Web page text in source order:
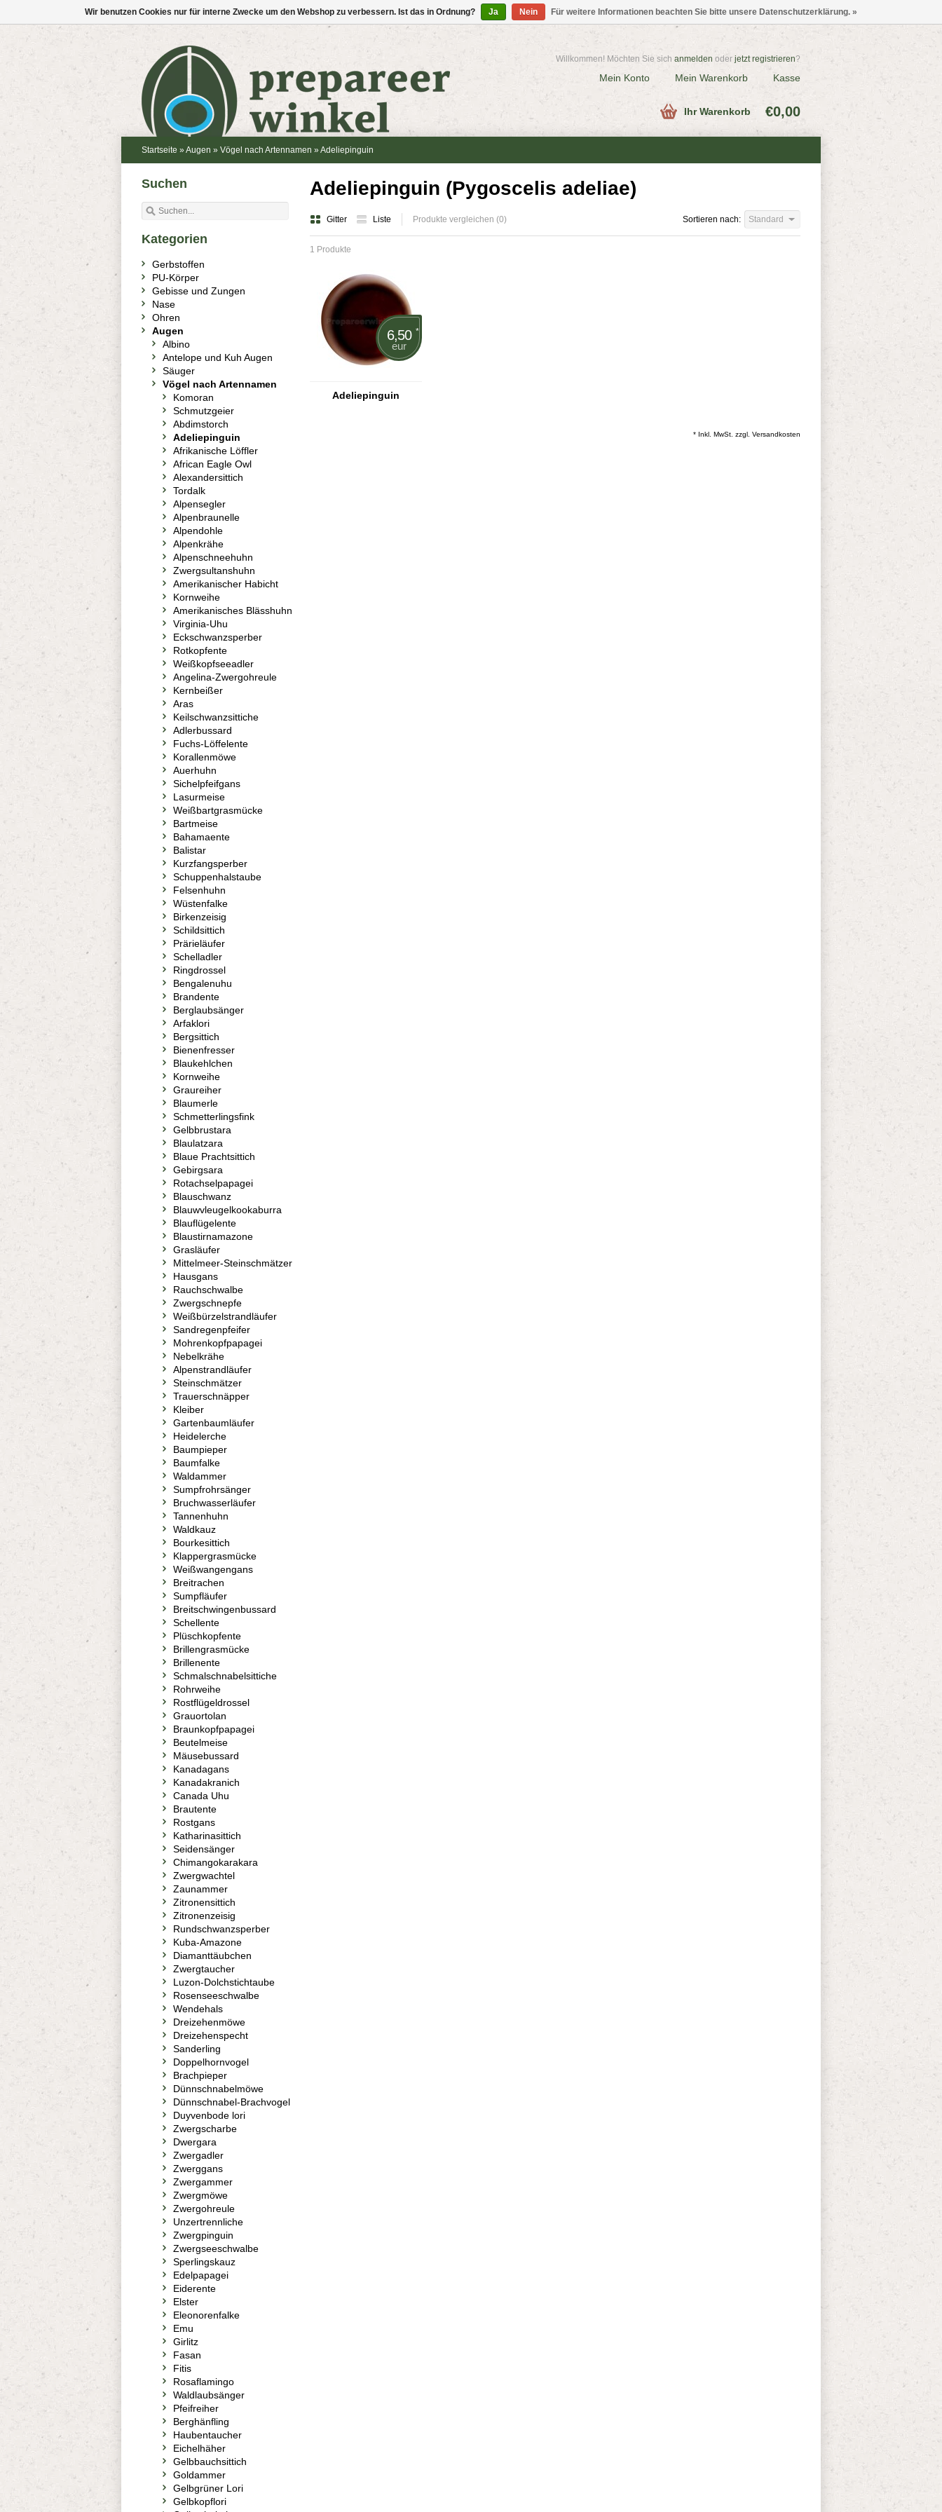
Willkommen! Möchten Sie sich anmelden oder jetzt registrieren?
Mein Konto Mein Warenkorb Kasse
Ihr Warenkorb €0,00
Startseite » Augen » Vögel nach Artennamen » Adeliepinguin
Adeliepinguin (Pygoscelis adeliae)
Gitter Liste Produkte vergleichen (0) Sortieren nach: Standard
1 Produkte
6,50 *
eur
Adeliepinguin
* Inkl. MwSt. zzgl. Versandkosten
Suchen
Kategorien
Gerbstoffen
PU-Körper
Gebisse und Zungen
Nase
Ohren
Augen
Albino
Antelope und Kuh Augen
Säuger
Vögel nach Artennamen
Komoran
Schmutzgeier
Abdimstorch
Adeliepinguin
Afrikanische Löffler
African Eagle Owl
Alexandersittich
Tordalk
Alpensegler
Alpenbraunelle
Alpendohle
Alpenkrähe
Alpenschneehuhn
Zwergsultanshuhn
Amerikanischer Habicht
Kornweihe
Amerikanisches Blässhuhn
Virginia-Uhu
Eckschwanzsperber
Rotkopfente
Weißkopfseeadler
Angelina-Zwergohreule
Kernbeißer
Aras
Keilschwanzsittiche
Adlerbussard
Fuchs-Löffelente
Korallenmöwe
Auerhuhn
Sichelpfeifgans
Lasurmeise
Weißbartgrasmücke
Bartmeise
Bahamaente
Balistar
Kurzfangsperber
Schuppenhalstaube
Felsenhuhn
Wüstenfalke
Birkenzeisig
Schildsittich
Prärieläufer
Schelladler
Ringdrossel
Bengalenuhu
Brandente
Berglaubsänger
Arfaklori
Bergsittich
Bienenfresser
Blaukehlchen
Kornweihe
Graureiher
Blaumerle
Schmetterlingsfink
Gelbbrustara
Blaulatzara
Blaue Prachtsittich
Gebirgsara
Rotachselpapagei
Blauschwanz
Blauwvleugelkookaburra
Blauflügelente
Blaustirnamazone
Grasläufer
Mittelmeer-Steinschmätzer
Hausgans
Rauchschwalbe
Zwergschnepfe
Weißbürzelstrandläufer
Sandregenpfeifer
Mohrenkopfpapagei
Nebelkrähe
Alpenstrandläufer
Steinschmätzer
Trauerschnäpper
Kleiber
Gartenbaumläufer
Heidelerche
Baumpieper
Baumfalke
Waldammer
Sumpfrohrsänger
Bruchwasserläufer
Tannenhuhn
Waldkauz
Bourkesittich
Klappergrasmücke
Weißwangengans
Breitrachen
Sumpfläufer
Breitschwingenbussard
Schellente
Plüschkopfente
Brillengrasmücke
Brillenente
Schmalschnabelsittiche
Rohrweihe
Rostflügeldrossel
Grauortolan
Braunkopfpapagei
Beutelmeise
Mäusebussard
Kanadagans
Kanadakranich
Canada Uhu
Brautente
Rostgans
Katharinasittich
Seidensänger
Chimangokarakara
Zwergwachtel
Zaunammer
Zitronensittich
Zitronenzeisig
Rundschwanzsperber
Kuba-Amazone
Diamanttäubchen
Zwergtaucher
Luzon-Dolchstichtaube
Rosenseeschwalbe
Wendehals
Dreizehenmöwe
Dreizehenspecht
Sanderling
Doppelhornvogel
Brachpieper
Dünnschnabelmöwe
Dünnschnabel-Brachvogel
Duyvenbode lori
Zwergscharbe
Dwergara
Zwergadler
Zwerggans
Zwergammer
Zwergmöwe
Zwergohreule
Unzertrennliche
Zwergpinguin
Zwergseeschwalbe
Sperlingskauz
Edelpapagei
Eiderente
Elster
Eleonorenfalke
Emu
Girlitz
Fasan
Fitis
Rosaflamingo
Waldlaubsänger
Pfeifreiher
Berghänfling
Haubentaucher
Eichelhäher
Gelbbauchsittich
Goldammer
Gelbgrüner Lori
Gelbkopflori
Wir benutzen Cookies nur für interne Zwecke um den Webshop zu verbessern. Ist das in Ordnung? Ja Nein Für weitere Informationen beachten Sie bitte unsere Datenschutzerklärung. »